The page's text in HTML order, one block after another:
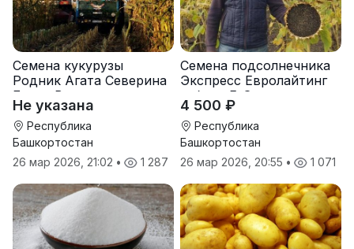
Семена кукурузы
Родник Агата Северина
Берта Вилора
Прохладненский Дарина
Росс Машук Катерина
Не указана
Республика
Башкортостан
26 мар 2026, 21:02 • 1 287
Семена подсолнечника
Экспресс Евролайтинг
гибрид F-G+
4 500 ₽
Республика
Башкортостан
26 мар 2026, 20:55 • 1 071